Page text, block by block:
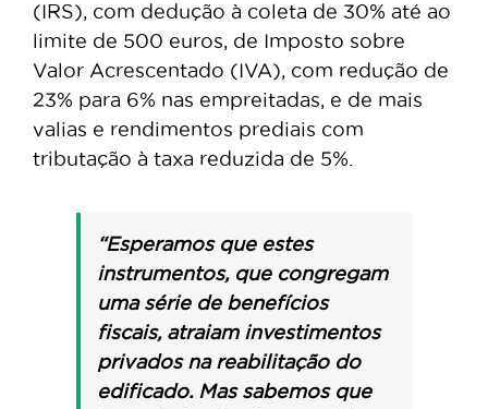
(IRS), com dedução à coleta de 30% até ao
limite de 500 euros, de Imposto sobre
Valor Acrescentado (IVA), com redução de
23% para 6% nas empreitadas, e de mais
valias e rendimentos prediais com
tributação à taxa reduzida de 5%.
“Esperamos que estes
instrumentos, que congregam
uma série de benefícios
fiscais, atraiam investimentos
privados na reabilitação do
edificado. Mas sabemos que